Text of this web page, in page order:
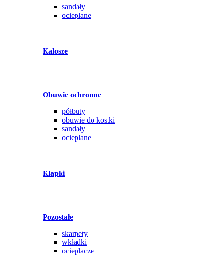
sandały
ocieplane
Kalosze
Obuwie ochronne
półbuty
obuwie do kostki
sandały
ocieplane
Klapki
Pozostałe
skarpety
wkładki
ocieplacze